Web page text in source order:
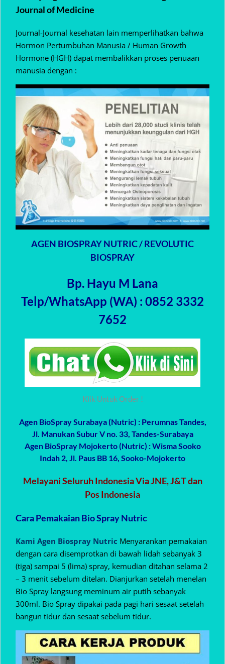
Journal of Medicine
Journal-Journal kesehatan lain memperlihatkan bahwa
Hormon Pertumbuhan Manusia / Human Growth
Hormone (HGH) dapat membalikkan proses penuaan
manusia dengan :
AGEN BIOSPRAY NUTRIC / REVOLUTIC
BIOSPRAY
Bp. Hayu M Lana
Telp/WhatsApp (WA) : 0852 3332
7652
Klik Untuk Order !
Agen BioSpray Surabaya (Nutric) : Perumnas Tandes,
Jl. Manukan Subur V no. 33, Tandes-Surabaya
Agen BioSpray Mojokerto (Nutric) : Wisma Sooko
Indah 2, Jl. Paus BB 16, Sooko-Mojokerto
Melayani Seluruh Indonesia Via JNE, J&T dan
Pos Indonesia
Cara Pemakaian Bio Spray Nutric
Kami Agen Biospray Nutric Menyarankan pemakaian
dengan cara disemprotkan di bawah lidah sebanyak 3
(tiga) sampai 5 (lima) spray, kemudian ditahan selama 2
– 3 menit sebelum ditelan. Dianjurkan setelah menelan
Bio Spray langsung meminum air putih sebanyak
300ml. Bio Spray dipakai pada pagi hari sesaat setelah
bangun tidur dan sesaat sebelum tidur.